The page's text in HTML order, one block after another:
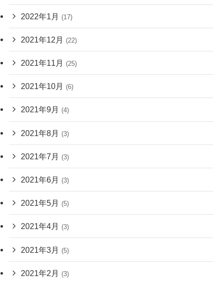
2022年1月 (17)
2021年12月 (22)
2021年11月 (25)
2021年10月 (6)
2021年9月 (4)
2021年8月 (3)
2021年7月 (3)
2021年6月 (3)
2021年5月 (5)
2021年4月 (3)
2021年3月 (5)
2021年2月 (3)